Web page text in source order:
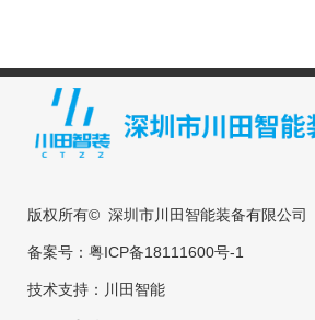
版权所有© 深圳市川田智能装备有限公司
备案号： 粤ICP备18111600号-1
技术支持： 川田智能